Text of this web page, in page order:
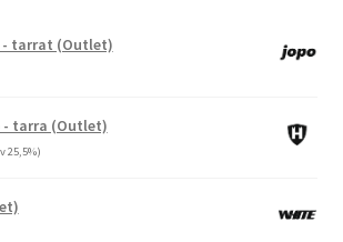
tarrat (Outlet)
- tarra (Outlet)
25,5%)